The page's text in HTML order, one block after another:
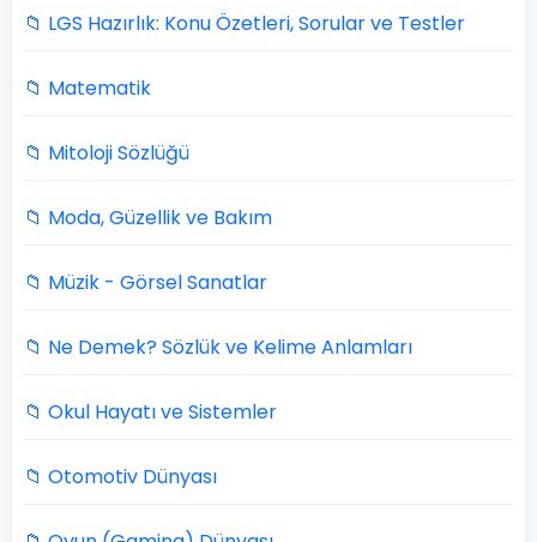
📁 LGS Hazırlık: Konu Özetleri, Sorular ve Testler
📁 Matematik
📁 Mitoloji Sözlüğü
📁 Moda, Güzellik ve Bakım
📁 Müzik - Görsel Sanatlar
📁 Ne Demek? Sözlük ve Kelime Anlamları
📁 Okul Hayatı ve Sistemler
📁 Otomotiv Dünyası